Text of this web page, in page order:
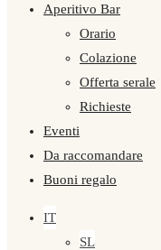
Aperitivo Bar
Orario
Colazione
Offerta serale
Richieste
Eventi
Da raccomandare
Buoni regalo
IT
SL